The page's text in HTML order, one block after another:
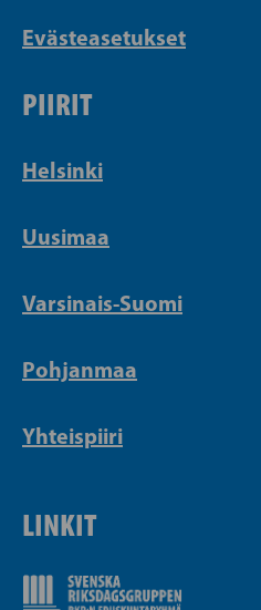
Evästeasetukset
PIIRIT
Helsinki
Uusimaa
Varsinais-Suomi
Pohjanmaa
Yhteispiiri
LINKIT